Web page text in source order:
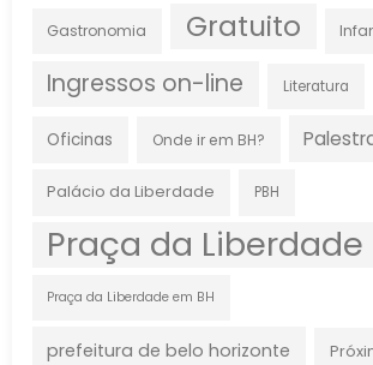
Gastronomia Gratuito
Ingressos on-line Literatura
Oficinas Onde ir em BH?
Palácio da Liberdade PBH
Praça da Liberdade
Praça da Liberdade em BH
prefeitura de belo horizonte